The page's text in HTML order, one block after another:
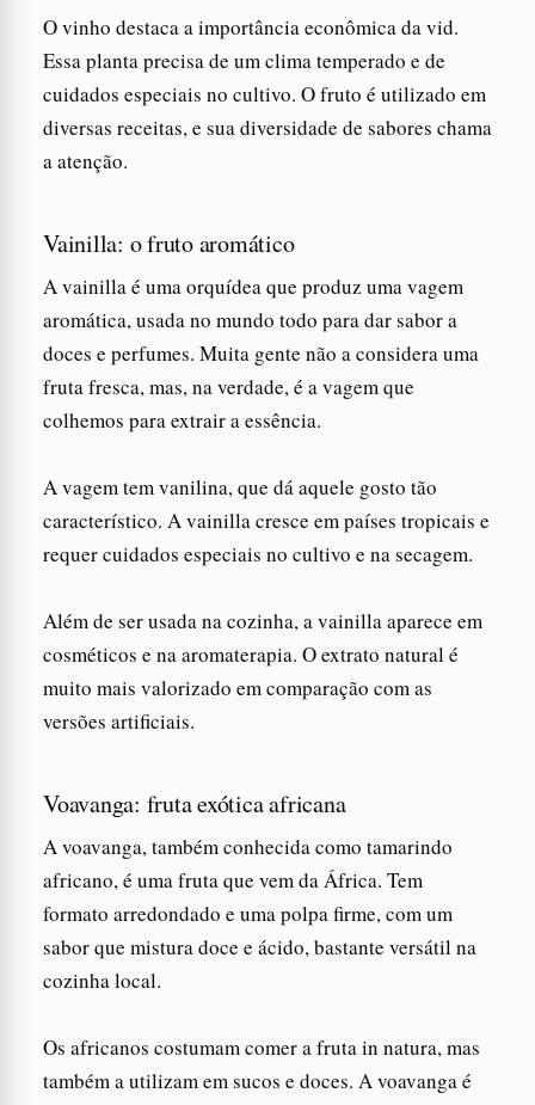
O vinho destaca a importância econômica da vid.
Essa planta precisa de um clima temperado e de
cuidados especiais no cultivo. O fruto é utilizado em
diversas receitas, e sua diversidade de sabores chama
a atenção.
Vainilla: o fruto aromático
A vainilla é uma orquídea que produz uma vagem
aromática, usada no mundo todo para dar sabor a
doces e perfumes. Muita gente não a considera uma
fruta fresca, mas, na verdade, é a vagem que
colhemos para extrair a essência.
A vagem tem vanilina, que dá aquele gosto tão
característico. A vainilla cresce em países tropicais e
requer cuidados especiais no cultivo e na secagem.
Além de ser usada na cozinha, a vainilla aparece em
cosméticos e na aromaterapia. O extrato natural é
muito mais valorizado em comparação com as
versões artificiais.
Voavanga: fruta exótica africana
A voavanga, também conhecida como tamarindo
africano, é uma fruta que vem da África. Tem
formato arredondado e uma polpa firme, com um
sabor que mistura doce e ácido, bastante versátil na
cozinha local.
Os africanos costumam comer a fruta in natura, mas
também a utilizam em sucos e doces. A voavanga é